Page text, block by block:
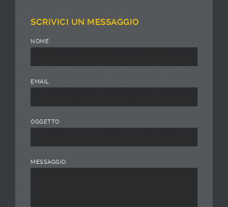
SCRIVICI UN MESSAGGIO
NOME
EMAIL
OGGETTO
MESSAGGIO